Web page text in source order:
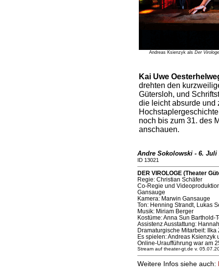
Andreas Ksienzyk als Der Virologe
Kai Uwe
drehten den
Gütersloh, und
die leicht absurde und
noch bis zum 31. des
anschauen.
Andre Sokolowski - 6. Juli
ID 13021
DER VIROLOGE (Theater
Regie: Christian Schäfer
Co-Regie und
Gansauge
Kamera: Marwin Gansauge
Ton: Henning Strandt, Lukas
Musik: Miriam Berger
Kostüme: Anna Sun Barthold-
Assistenz Ausstattung:
Dramaturgische Mitarbeit: Ilka
Es spielen: Andreas Ksienzyk
Online-Uraufführung war am
Stream auf theater-gt.de v.
Weitere Infos siehe auch: